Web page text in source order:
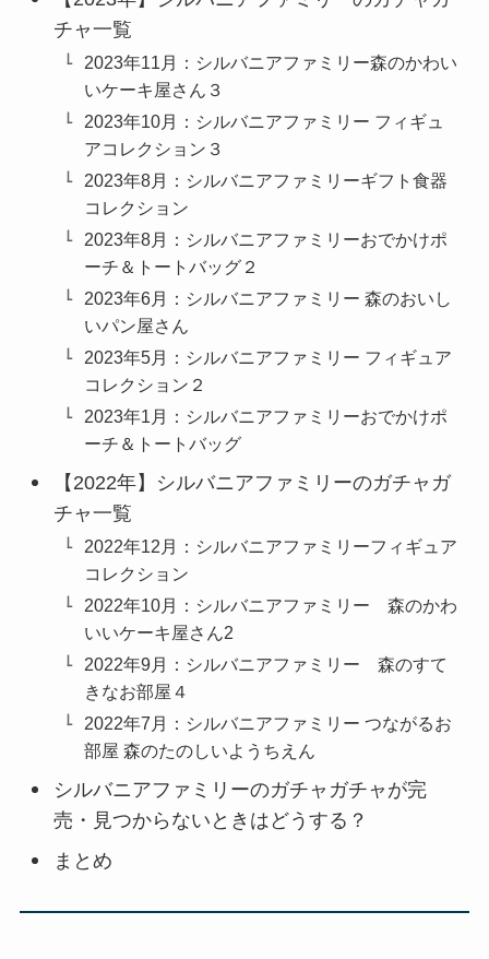
チャ一覧
2023年11月：シルバニアファミリー森のかわい
いケーキ屋さん３
2023年10月：シルバニアファミリー フィギュ
アコレクション３
2023年8月：シルバニアファミリーギフト食器
コレクション
2023年8月：シルバニアファミリーおでかけポ
ーチ＆トートバッグ２
2023年6月：シルバニアファミリー 森のおいし
いパン屋さん
2023年5月：シルバニアファミリー フィギュア
コレクション２
2023年1月：シルバニアファミリーおでかけポ
ーチ＆トートバッグ
【2022年】シルバニアファミリーのガチャガ
チャ一覧
2022年12月：シルバニアファミリーフィギュア
コレクション
2022年10月：シルバニアファミリー 森のかわ
いいケーキ屋さん2
2022年9月：シルバニアファミリー 森のすて
きなお部屋４
2022年7月：シルバニアファミリー つながるお
部屋 森のたのしいようちえん
シルバニアファミリーのガチャガチャが完
売・見つからないときはどうする？
まとめ